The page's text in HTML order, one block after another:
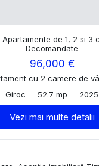
de 1, 2 si 3
Decomandate
96,000 €
cu 2 camere de
Giroc
52.7 mp 2025
Vezi mai multe detalii